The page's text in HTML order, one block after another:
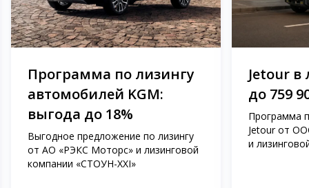
Программа по лизингу
автомобилей KGM:
выгода до 18%
Выгодное предложение по лизингу
от АО «РЭКС Моторс» и лизинговой
компании «СТОУН-ХХI»
Jetour в
до 759
Программа
Jetour от
и